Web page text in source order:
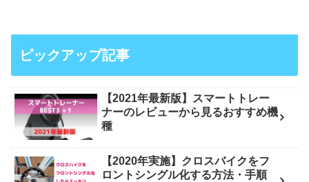
ピックアップ記事
【2021年最新版】スマートトレー
ナーのレビューから見るおすすめ機
種
【2020年実施】クロスバイクをフ
ロントシングル化する方法・手順